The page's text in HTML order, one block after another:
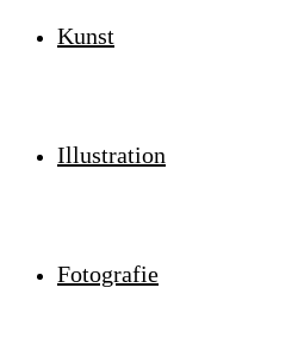
Kunst
Illustration
Fotografie